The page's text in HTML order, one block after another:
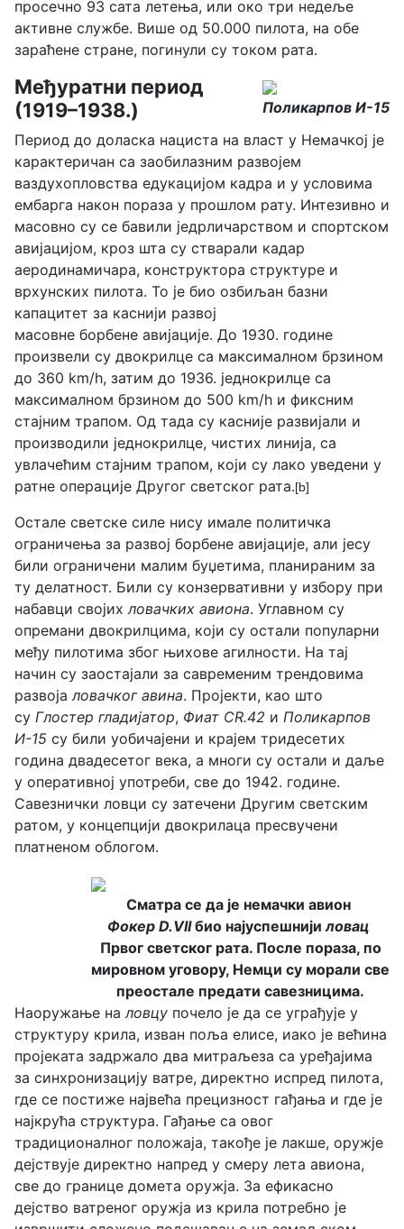
просечно 93 сата летења, или око три недеље
активне службе. Више од 50.000 пилота, на обе
зараћене стране, погинули су током рата.
Поликарпов И-15
Међуратни период
(1919–1938.)
Период до доласка нациста на власт у Немачкој је
карактеричан са заобилазним развојем
ваздухопловства едукацијом кадра и у условима
ембарга након пораза у прошлом рату. Интезивно и
масовно су се бавили једрличарством и спортском
авијацијом, кроз шта су стварали кадар
аеродинамичара, конструктора структуре и
врхунских пилота. То је био озбиљан базни
капацитет за каснији развој
масовне борбене авијације. До 1930. године
произвели су двокрилце са максималном брзином
до 360 km/h, затим до 1936. једнокрилце са
максималном брзином до 500 km/h и фиксним
стајним трапом. Од тада су касније развијали и
производили једнокрилце, чистих линија, са
увлачећим стајним трапом, који су лако уведени у
ратне операције Другог светског рата.[b]
Остале светске силе нису имале политичка
ограничења за развој борбене авијације, али јесу
били ограничени малим буџетима, планираним за
ту делатност. Били су конзервативни у избору при
набавци својихловачких авиона. Углавном су
опремани двокрилцима, који су остали популарни
међу пилотима због њихове агилности. На тај
начин су заостајали за савременим трендовима
развојаловачког авина. Пројекти, као што
су Глостер гладијатор, Фиат CR.42 и Поликарпов
И-15 су били уобичајени и крајем тридесетих
година двадесетог века, а многи су остали и даље
у оперативној употреби, све до 1942. године.
Савезнички ловци су затечени Другим светским
ратом, у концепцији двокрилаца пресвучени
платненом облогом.
Сматра се да је немачки авион
Фокер D.VIIбио најуспешнијиловац
Првог светског рата. После пораза, по
мировном уговору, Немци су морали све
преостале предати савезницима.
Наоружање наловцу почело је да се уграђује у
структуру крила, изван поља елисе, иако је већина
пројеката задржало два митраљеза са уређајима
за синхронизацију ватре, директно испред пилота,
где се постиже највећа прецизност гађања и где је
најкрућа структура. Гађање са овог
традиционалног положаја, такође је лакше, оружје
дејствује директно напред у смеру лета авиона,
све до границе домета оружја. За ефикасно
дејство ватреног оружја из крила потребно је